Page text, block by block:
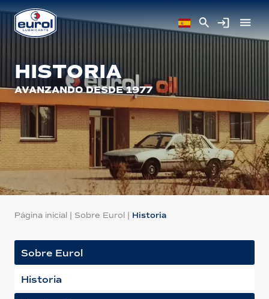
HISTORIA
AVANZANDO DESDE 1977
Página inicial | Sobre Eurol | Historia
Sobre Eurol
Historia